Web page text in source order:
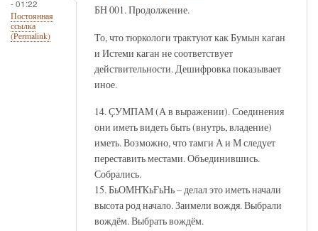
- 01:22
Постоянная
ссылка
(Permalink)
БН 001. Продолжение.
То, что тюркологи трактуют как Бумын каган
и Истеми каган не соответствует
действительности. Дешифровка показывает
иное.
14. ҪУМПАМ (А в выражении). Соединения
они иметь видеть быть (внутрь, владение)
иметь. Возможно, что тамги А и М следует
переставить местами. Объединившись.
Собрались.
15. БьОМНҠьҒьНь – делал это иметь начали
высота род начало. Заимели вождя. Выбрали
вождём. Выбрать вождём.